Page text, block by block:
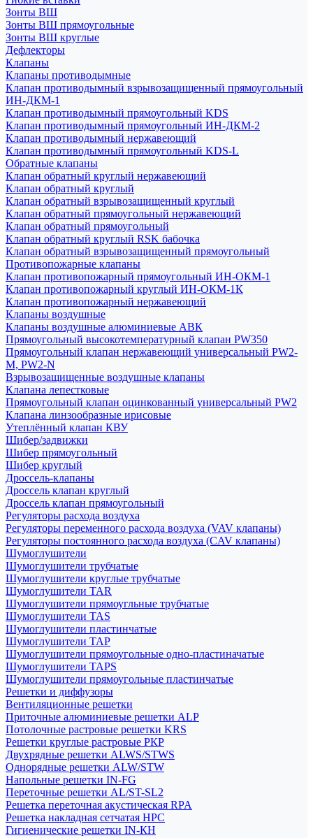
Зонты ВШ
Зонты ВШ прямоугольные
Зонты ВШ круглые
Дефлекторы
Клапаны
Клапаны противодымные
Клапан противодымный взрывозащищенный прямоугольный
ИН-ДКМ-1
Клапан противодымный прямоугольный KDS
Клапан противодымный прямоугольный ИН-ДКМ-2
Клапан противодымный нержавеющий
Клапан противодымный прямоугольный KDS-L
Обратные клапаны
Клапан обратный круглый нержавеющий
Клапан обратный круглый
Клапан обратный взрывозащищенный круглый
Клапан обратный прямоугольный нержавеющий
Клапан обратный прямоугольный
Клапан обратный круглый RSK бабочка
Клапан обратный взрывозащищенный прямоугольный
Противопожарные клапаны
Клапан противопожарный прямоугольный ИН-ОКМ-1
Клапан противопожарный круглый ИН-ОКМ-1К
Клапан противопожарный нержавеющий
Клапаны воздушные
Клапаны воздушные алюминиевые АВК
Прямоугольный высокотемпературный клапан PW350
Прямоугольный клапан нержавеющий универсальный PW2-
M, PW2-N
Взрывозащищенные воздушные клапаны
Клапана лепестковые
Прямоугольный клапан оцинкованный универсальный PW2
Клапана линзообразные ирисовые
Утеплённый клапан КВУ
Шибер/задвижки
Шибер прямоугольный
Шибер круглый
Дроссель-клапаны
Дроссель клапан круглый
Дроссель клапан прямоугольный
Регуляторы расхода воздуха
Регуляторы переменного расхода воздуха (VAV клапаны)
Регуляторы постоянного расхода воздуха (CAV клапаны)
Шумоглушители
Шумоглушители трубчатые
Шумоглушители круглые трубчатые
Шумоглушители TAR
Шумоглушители прямоугльные трубчатые
Шумоглушители TAS
Шумоглушители пластинчатые
Шумоглушители TAP
Шумоглушители прямоугольные одно-пластиначатые
Шумоглушители TAPS
Шумоглушители прямоугольные пластинчатые
Решетки и диффузоры
Вентиляционные решетки
Приточные алюминиевые решетки ALP
Потолочные растровые решетки KRS
Решетки круглые растровые РКР
Двухрядные решетки ALWS/STWS
Однорядные решетки ALW/STW
Напольные решетки IN-FG
Переточные решетки AL/ST-SL2
Решетка переточная акустическая RPA
Решетка накладная сетчатая НРС
Гигиенические решетки IN-КН